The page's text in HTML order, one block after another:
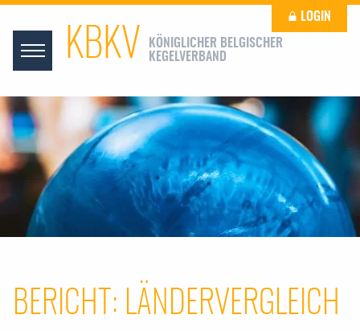
KBKV
KÖNIGLICHER BELGISCHER
KEGELVERBAND
LOGIN
BERICHT: LÄNDERVERGLEICH